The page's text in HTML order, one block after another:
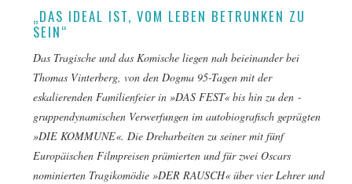
S. KRACAUER PREIS
WOCHE DER KRITIK
„DAS IDEAL IST, VOM LEBEN BETRUNKEN ZU
SEIN“
Das Tragische und das Komische liegen nah beieinander bei
Thomas Vinterberg, von den Dogma 95-­Tagen mit der
eskalierenden Familien­feier in »DAS FEST« bis hin zu den ­
gruppendynamischen Verwerfungen im auto­biografisch geprägten
»DIE KOMMUNE«. Die Dreh­arbeiten zu seiner mit fünf
Europäischen ­Filmpreisen prämierten und für zwei Oscars
nominierten Tragi­komödie »DER RAUSCH« über vier ­Lehrer und